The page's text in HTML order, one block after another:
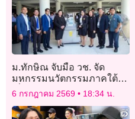
ม.ทักษิณ จับมือ วช. จัด
มหกรรมนวัตกรรมภาคใต้
เชื่อมเครือข่ายนานาชาติ ขับ
เคลื่อนการพัฒนาที่ยั่งยืน
6 กรกฎาคม 2569 18:34 น.